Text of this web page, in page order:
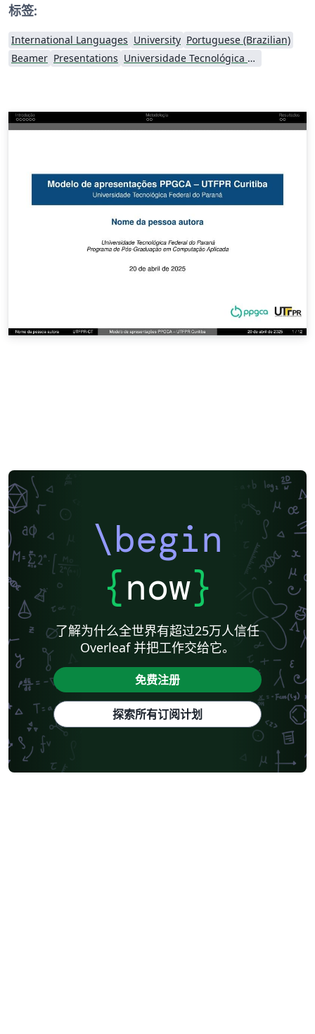
标签:
International Languages University Portuguese (Brazilian)
Beamer Presentations Universidade Tecnológica Federal do Paraná (UTFPR)
\begin
{now}
了解为什么全世界有超过25万人信任
Overleaf 并把工作交给它。
免费注册
探索所有订阅计划